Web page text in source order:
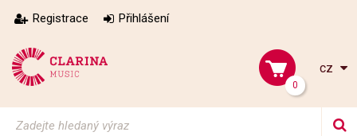
Registrace Přihlášení
0
cz